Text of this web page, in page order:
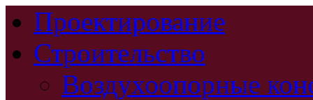
Проектирование
Строительство
Воздухоопорные